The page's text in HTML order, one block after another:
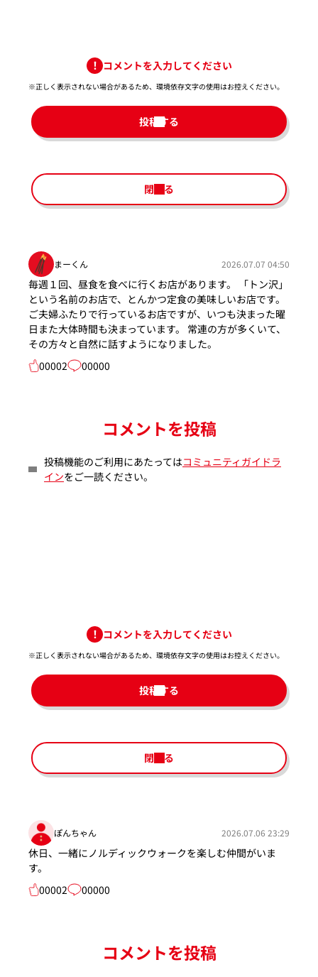
コメントを入力してください
※正しく表示されない場合があるため、環境依存文字の使用はお控えください。​
投稿する
閉じる
まーくん 2026.07.07 04:50
毎週１回、昼食を食べに行くお店があります。 「トン沢」
という名前のお店で、とんかつ定食の美味しいお店です。
ご夫婦ふたりで行っているお店ですが、いつも決まった曜
日また大体時間も決まっています。 常連の方が多くいて、
その方々と自然に話すようになりました。
00002
00000
コメントを投稿
投稿機能のご利用にあたってはコミュニティガイドラ
インをご一読ください。
コメントを入力してください
※正しく表示されない場合があるため、環境依存文字の使用はお控えください。​
投稿する
閉じる
ぽんちゃん 2026.07.06 23:29
休日、一緒にノルディックウォークを楽しむ仲間がいま
す。
00002
00000
コメントを投稿